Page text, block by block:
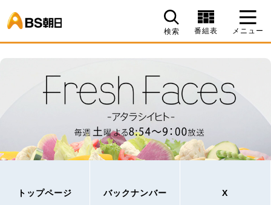
検索 番組表 メニュー
トップページ バックナンバー X